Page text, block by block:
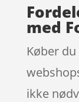
med
Køber
ikke